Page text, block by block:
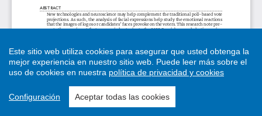
Este sitio web utiliza cookies para asegurar que usted obtenga la
mejor experiencia en nuestro sitio web. Puede leer más sobre el
uso de cookies en nuestra política de privacidad y cookies
Configuración Aceptar todas las cookies